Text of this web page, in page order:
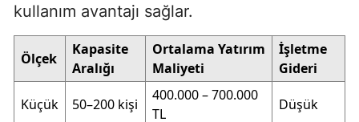
kullanım avantajı sağlar.
Ölçek
Kapasite
Aralığı
Ortalama Yatırım
Maliyeti
İşletme
Gideri
Küçük 50–200 kişi
400.000 – 700.000
TL
Düşük